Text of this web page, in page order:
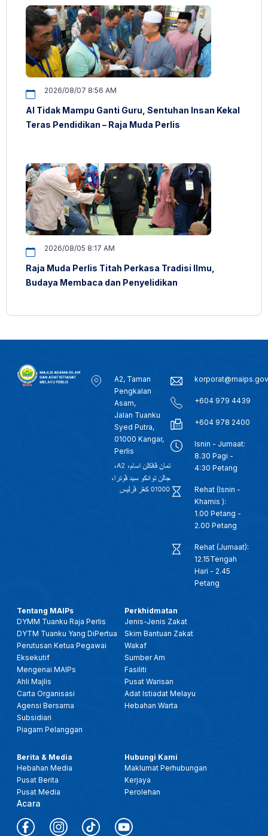
2026/08/07 8:56 AM
AI Tidak Mampu Ganti Guru, Sentuhan Insan Kekal
Teras Pendidikan – Raja Muda Perlis
2026/08/05 8:17 AM
Raja Muda Perlis Titah Perkasa Tradisi Ilmu,
Budaya Membaca dan Penyelidikan
A2, Taman
Pengkalan
Asam,
Jalan Tuanku
Syed Putra,
01000 Kangar,
Perlis
+604 979 4439
+604 978 2400
Isnin - Jumaat:
8.30 Pagi -
4:30 Petang
Rehat (Isnin -
Khamis ):
1.00 Petang -
2.00 Petang
Rehat (Jumaat):
12.15Tengah
Hari - 2.45
Petang
Tentang MAIPs
DYMM Tuanku Raja Perlis
DYTM Tuanku Yang DiPertua
Perutusan Ketua Pegawai
Eksekutif
Mengenai MAIPs
Ahli Majlis
Carta Organisasi
Agensi Bersama
Subsidiari
Piagam Pelanggan
Perkhidmatan
Jenis-Jenis Zakat
Skim Bantuan Zakat
Wakaf
Sumber Am
Fasiliti
Pusat Warisan
Adat Istiadat Melayu
Hebahan Warta
Berita & Media
Hebahan Media
Pusat Berita
Pusat Media
Acara
Hubungi Kami
Maklumat Perhubungan
Kerjaya
Perolehan